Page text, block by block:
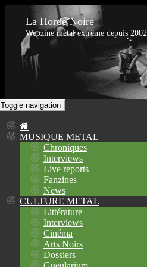
La Horde Noire
Webzine metal extrême depuis 2002
Toggle navigation
MUSIQUE METAL
Chroniques
Interviews
Live reports
Fanzines
News
CULTURE METAL
Littérature
Interviews
Cinéma
Arts Noirs
Dossiers